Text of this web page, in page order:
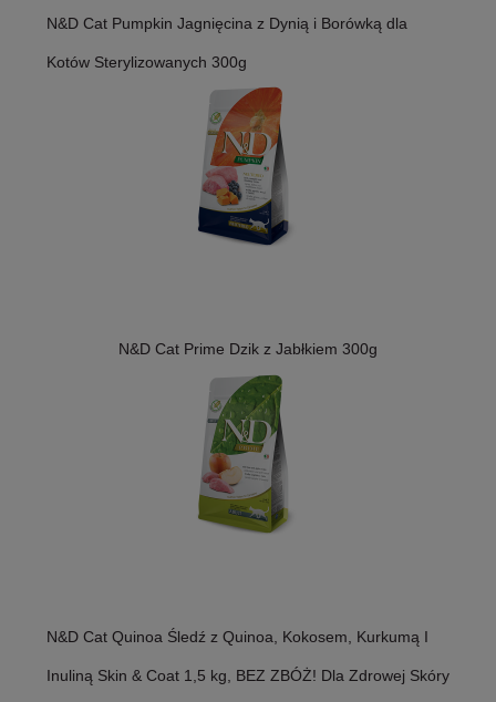
N&D Cat Pumpkin Jagnięcina z Dynią i Borówką dla
Kotów Sterylizowanych 300g
N&D Cat Prime Dzik z Jabłkiem 300g
N&D Cat Quinoa Śledź z Quinoa, Kokosem, Kurkumą I
Inuliną Skin & Coat 1,5 kg, BEZ ZBÓŻ! Dla Zdrowej Skóry